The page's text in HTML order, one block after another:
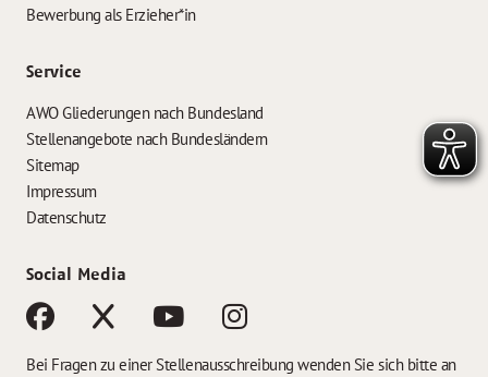
Bewerbung als Erzieher*in
Service
AWO Gliederungen nach Bundesland
Stellenangebote nach Bundesländern
Sitemap
Impressum
Datenschutz
Social Media
Bei Fragen zu einer Stellenausschreibung wenden Sie sich bitte an